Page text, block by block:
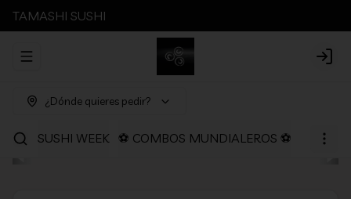
TAMASHI SUSHI
Abrir menu de navegación Login
¿Dónde quieres pedir?
SUSHI WEEK ⚽ COMBOS MUNDIALEROS ⚽